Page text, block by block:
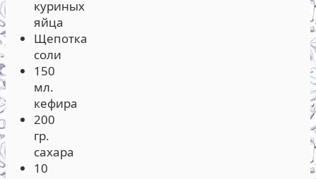
куриных
яйца
Щепотка
соли
150
мл.
кефира
200
гр.
сахара
10